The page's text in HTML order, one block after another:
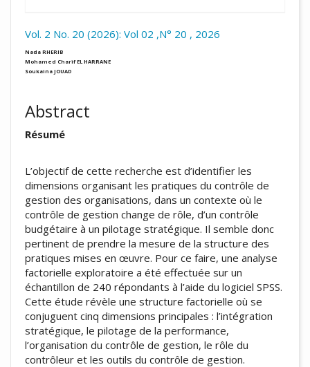
Vol. 2 No. 20 (2026): Vol 02 ,N° 20 , 2026
Nada RHERIB
Mohamed Charif EL HARRANE
Soukaina JOUAD
Abstract
Résumé
L’objectif de cette recherche est d’identifier les
dimensions organisant les pratiques du contrôle de
gestion des organisations, dans un contexte où le
contrôle de gestion change de rôle, d’un contrôle
budgétaire à un pilotage stratégique. Il semble donc
pertinent de prendre la mesure de la structure des
pratiques mises en œuvre. Pour ce faire, une analyse
factorielle exploratoire a été effectuée sur un
échantillon de 240 répondants à l’aide du logiciel SPSS.
Cette étude révèle une structure factorielle où se
conjuguent cinq dimensions principales : l’intégration
stratégique, le pilotage de la performance,
l’organisation du contrôle de gestion, le rôle du
contrôleur et les outils du contrôle de gestion.